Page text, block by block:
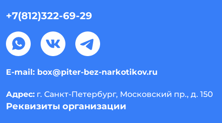
+7(812)322-69-29
E-mail: box@piter-bez-narkotikov.ru
Адрес: г. Санкт-Петербург, Московский пр., д. 150
Реквизиты организации